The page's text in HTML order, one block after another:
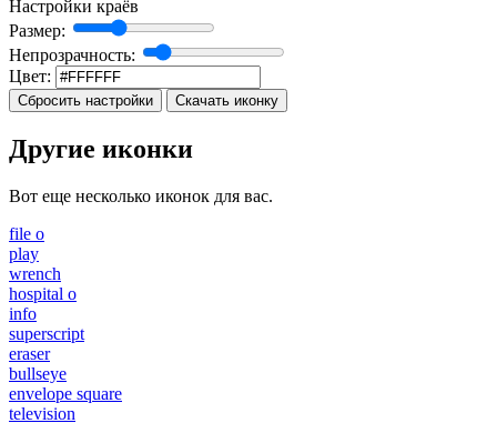
Настройки краёв
Размер:
Непрозрачность:
Цвет:
Сбросить настройки Скачать иконку
Другие иконки
Вот еще несколько иконок для вас.
file o
play
wrench
hospital o
info
superscript
eraser
bullseye
envelope square
television